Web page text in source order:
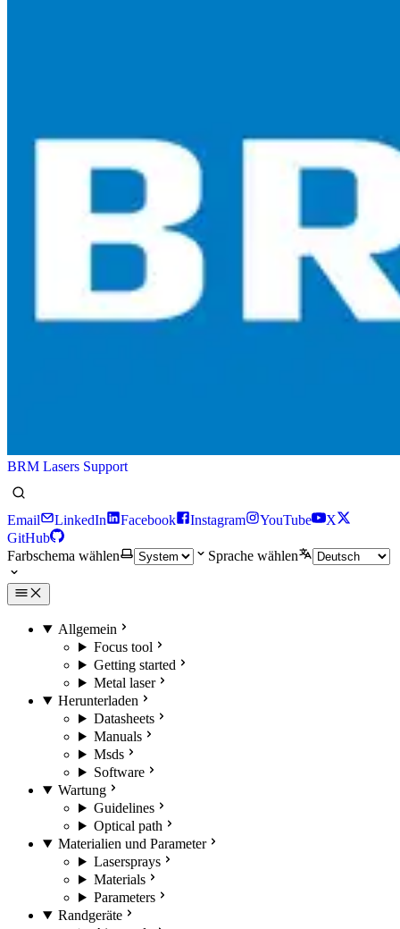
BRM Lasers Support
Email LinkedIn Facebook Instagram YouTube
X
GitHub
Farbschema wählen
Sprache wählen
Allgemein
Focus tool
Getting started
Metal laser
Herunterladen
Datasheets
Manuals
Msds
Software
Wartung
Guidelines
Optical path
Materialien und Parameter
Lasersprays
Materials
Parameters
Randgeräte